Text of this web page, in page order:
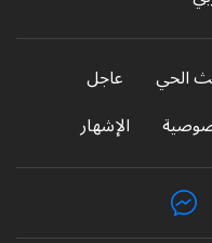
الحي
عاجل
الإشهار